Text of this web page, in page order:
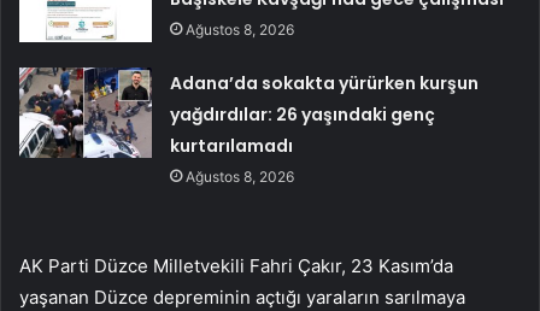
Ağustos 8, 2026
Adana’da sokakta yürürken kurşun
yağdırdılar: 26 yaşındaki genç
kurtarılamadı
Ağustos 8, 2026
AK Parti Düzce Milletvekili Fahri Çakır, 23 Kasım’da
yaşanan Düzce depreminin açtığı yaraların sarılmaya